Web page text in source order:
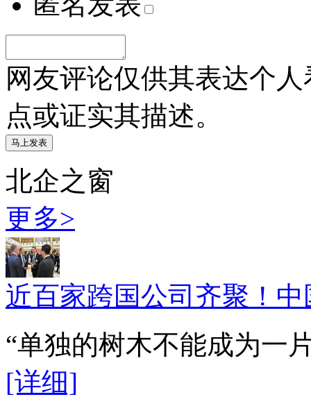
网友评论仅供其表达个
点或证实其描述。
北企之窗
更多>
近百家跨国公司齐聚！
“单独的树木不能成为一
[详细]